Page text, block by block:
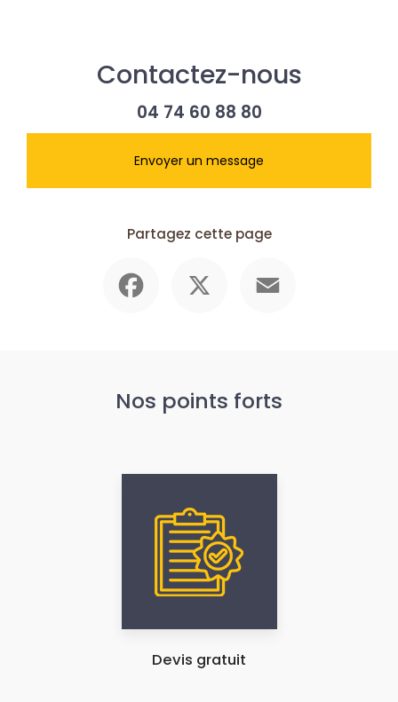
Contactez-nous
04 74 60 88 80
Envoyer un message
Partagez cette page
Nos points forts
Devis gratuit